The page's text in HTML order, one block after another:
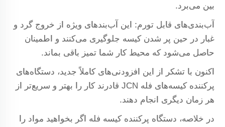
بین می‌برد.
آب‌بندی‌های قابل تورم: این آب‌بندهای ویژه از خروج گرد و
غبار در حین پر شدن کیسه جلوگیری می‌کنند و اطمینان
حاصل می‌شود که محیط کار شما تمیز باقی بماند.
اکنون با تشکر از این افزودنی‌های کاملاً جدید، دستگاه‌های
پرکننده کیسه‌های فله JCN قادرند کار را بهتر و سریع‌تر از
هر زمان دیگری انجام دهند.
در خلاصه، دستگاه پرکننده کیسه فله اگر بخواهید مواد را